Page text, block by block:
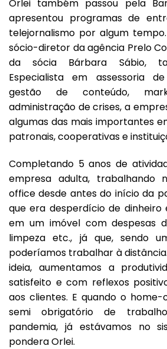
Orlei também passou pela
apresentou programas de
telejornalismo por algum
sócio-diretor da agência Prelo
da sócia Bárbara Sábio,
Especialista em assessoria
gestão de conteúdo,
administração de crises, a
algumas das mais importantes
patronais, cooperativas e
Completando 5 anos de
empresa adulta, trabalhando
office desde antes do início da
que era desperdício de
em um imóvel com despesas
limpeza etc., já que, sendo
poderíamos trabalhar à
ideia, aumentamos a
satisfeito e com reflexos
aos clientes. E quando o
semi obrigatório de
pandemia, já estávamos no
pondera Orlei.